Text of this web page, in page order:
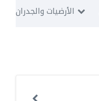
الأرضيات والجدران